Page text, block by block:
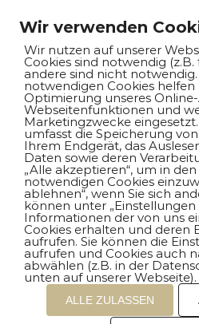
Kontakt
Impressum
Datenschutz
Auswahl
BMW X5 xDrive30d
BMW 420d xDrive coupé
BMW X6 M50d
Wir verwenden
Wir nutzen auf unserer
Cookies sind notwendig
andere sind nicht
notwendigen Cookies helfen
Optimierung unseres
Webseitenfunktionen und
Marketingzwecke
umfasst die Speicherung
Ihrem Endgerät, das
Daten sowie deren
„Alle akzeptieren“, um in
notwendigen Cookies
ablehnen“, wenn Sie sich
können unter
Informationen der von uns
Cookies erhalten und deren
aufrufen. Sie können die
aufrufen und Cookies auch
abwählen (z.B. in der
unten auf unserer Webseite).
ALLE ZULASSEN